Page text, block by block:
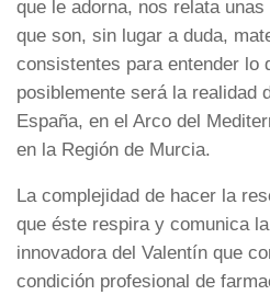
que le adorna, nos relata
que son, sin lugar a duda,
consistentes para entender lo
posiblemente será la realidad
España, en el Arco del
en la Región de Murcia.
La complejidad de hacer la
que éste respira y comunica
innovadora del Valentín que
condición profesional de